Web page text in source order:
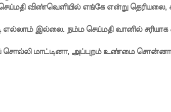
விண்வெளியில் எங்கே என்று
எல்லாம் இல்லை. நம்ம செய்மதி வானில் சரியாக
மாட்டினா, அப்புறம் உண்மை